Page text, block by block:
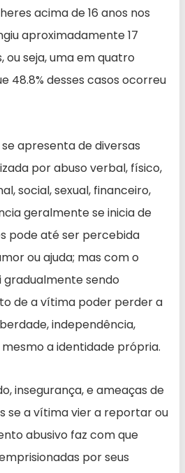
acima de 16 anos nos
aproximadamente 17
ou seja, uma em quatro
48.8% desses casos ocorreu
apresenta de diversas
por abuso verbal, físico,
social, sexual, financeiro,
geralmente se inicia de
pode até ser percebida
ou ajuda; mas com o
sendo
de a vítima poder perder a
independência,
a identidade própria.
insegurança, e ameaças de
se a vítima vier a reportar ou
abusivo faz com que
por seus